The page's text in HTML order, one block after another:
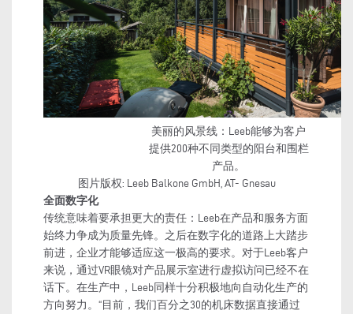
美丽的风景线：Leeb能够为客户
提供200种不同类型的阳台和围栏
产品。
图片版权: Leeb Balkone GmbH, AT- Gnesau
全面数字化
传统意味着要承担更大的责任：Leeb在产品和服务方面
始终力争成为质量先锋。之后在数字化的道路上大踏步
前进，企业才能够适应这一极高的要求。对于Leeb客户
来说，通过VR眼镜对产品展示室进行虚拟访问已经不在
话下。在生产中，Leeb同样十分积极地向自动化生产的
方向努力。“目前，我们百分之30的机床数据直接通过